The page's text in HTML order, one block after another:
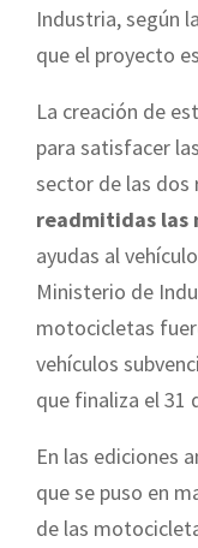
Industria, según
que el proyecto
La creación de
para satisfacer
sector de las dos
readmitidas las
ayudas al
Ministerio de
motocicletas
vehículos
que finaliza el 31
En las ediciones
que se puso en
de las